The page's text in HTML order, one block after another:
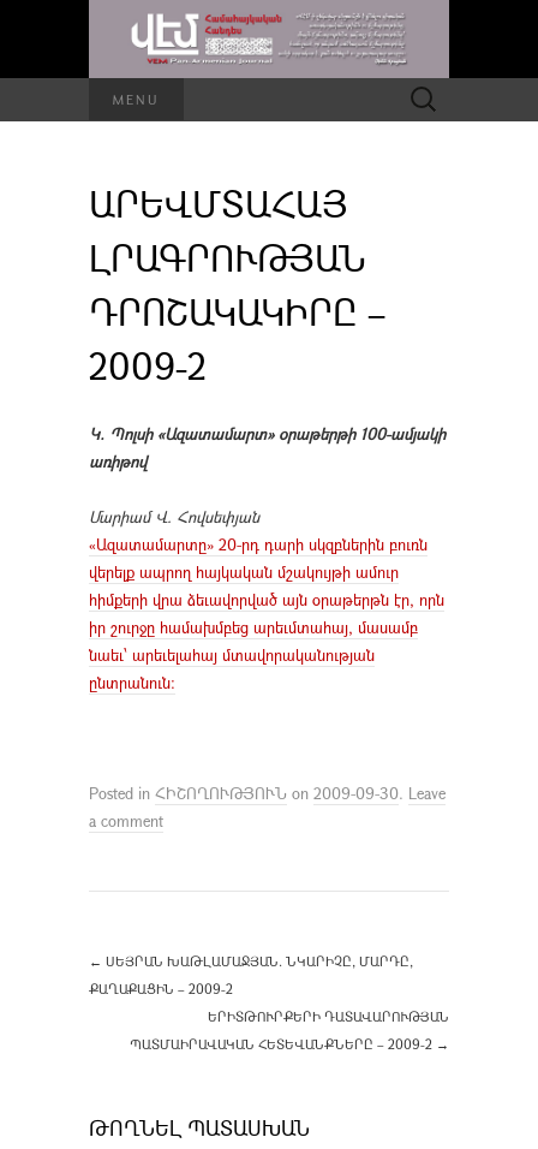
MENU Որոնել՝
ԱՐԵՎՄՏԱՀԱՅ
ԼՐԱԳՐՈՒԹՅԱՆ
ԴՐՈՇԱԿԱԿԻՐԸ –
2009-2
Կ. Պոլսի «Ազատամարտ» օրաթերթի 100-ամյակի
առիթով
Մարիամ Վ. Հովսեփյան
«Ազատամարտը» 20-րդ դարի սկզբներին բուռն
վերելք ապրող հայկական մշակույթի ամուր
հիմքերի վրա ձեւավորված այն օրաթերթն էր, որն
իր շուրջը համախմբեց արեւմտահայ, մասամբ
նաեւ՝ արեւելահայ մտավորականության
ընտրանուն:
Posted in ՀԻՇՈՂՈՒԹՅՈՒՆ on 2009-09-30. Leave
a comment
← ՍԵՅՐԱՆ ԽԱԹԼԱՄԱՋՅԱՆ. ՆԿԱՐԻՉԸ, ՄԱՐԴԸ,
ՔԱՂԱՔԱՑԻՆ – 2009-2
ԵՐԻՏԹՈՒՐՔԵՐԻ ԴԱՏԱՎԱՐՈՒԹՅԱՆ
ՊԱՏՄԱԻՐԱՎԱԿԱՆ ՀԵՏԵՎԱՆՔՆԵՐԸ – 2009-2 →
ԹՈՂՆԵԼ ՊԱՏԱՍԽԱՆ